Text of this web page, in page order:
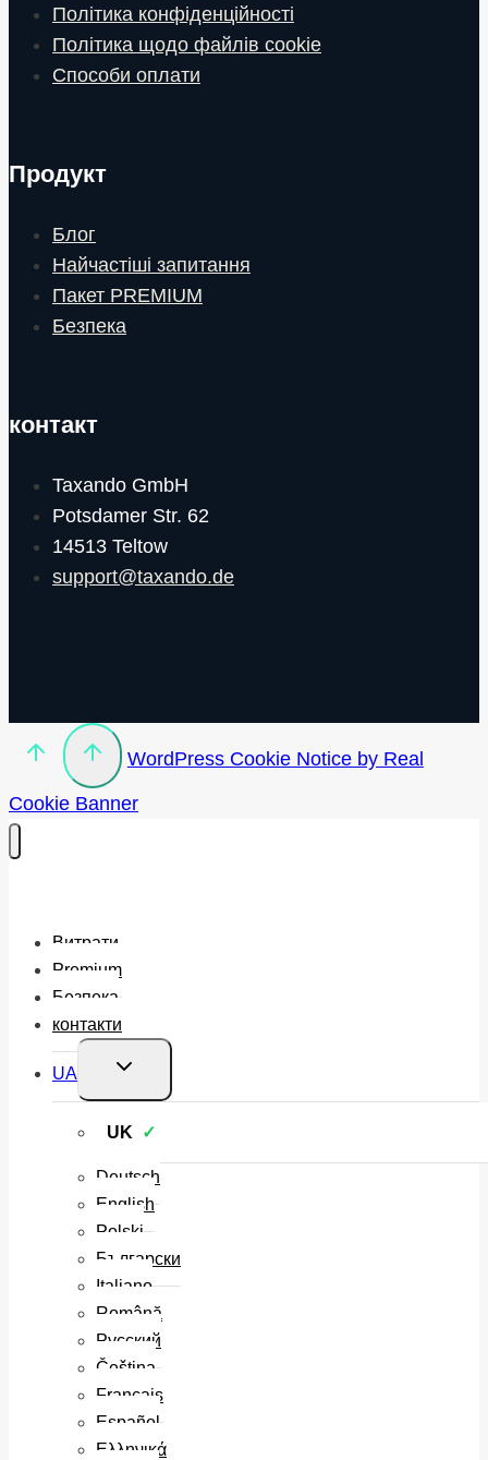
Політика конфіденційності
Політика щодо файлів cookie
Способи оплати
Продукт
Блог
Найчастіші запитання
Пакет PREMIUM
Безпека
контакт
Taxando GmbH
Potsdamer Str. 62
14513 Teltow
support@taxando.de
WordPress Cookie Notice by Real
Cookie Banner
Витрати
Premium
Безпека
контакти
UA
Перемкнути
нащадка
UK
Deutsch
English
Polski
Български
Italiano
Română
Русский
Čeština
Français
Español
Ελληνικά